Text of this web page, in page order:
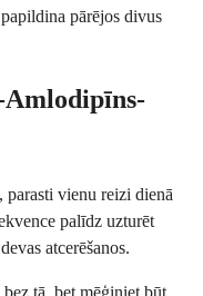
pārējos divus
parasti vienu reizi dienā
palīdz uzturēt
atcerēšanos.
tā, bet mēģiniet būt